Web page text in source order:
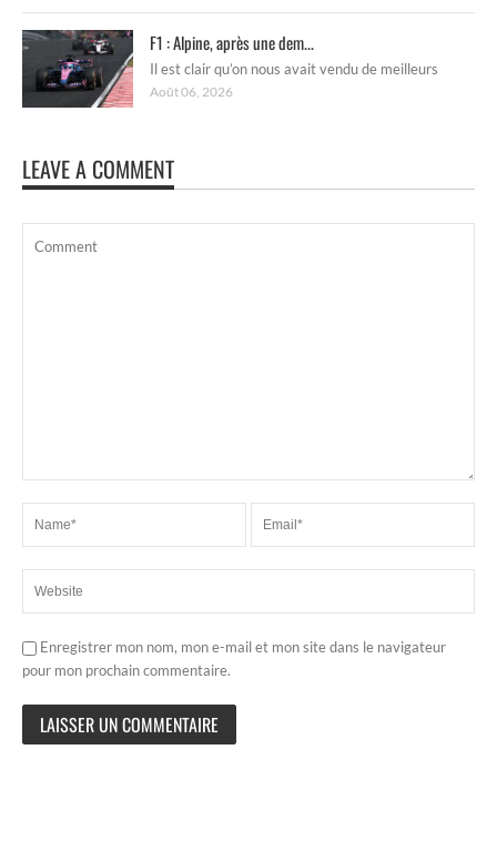
F1 : Alpine, après une dem...
Il est clair qu’on nous avait vendu de meilleurs
Août 06, 2026
LEAVE A COMMENT
Enregistrer mon nom, mon e-mail et mon site dans le navigateur
pour mon prochain commentaire.